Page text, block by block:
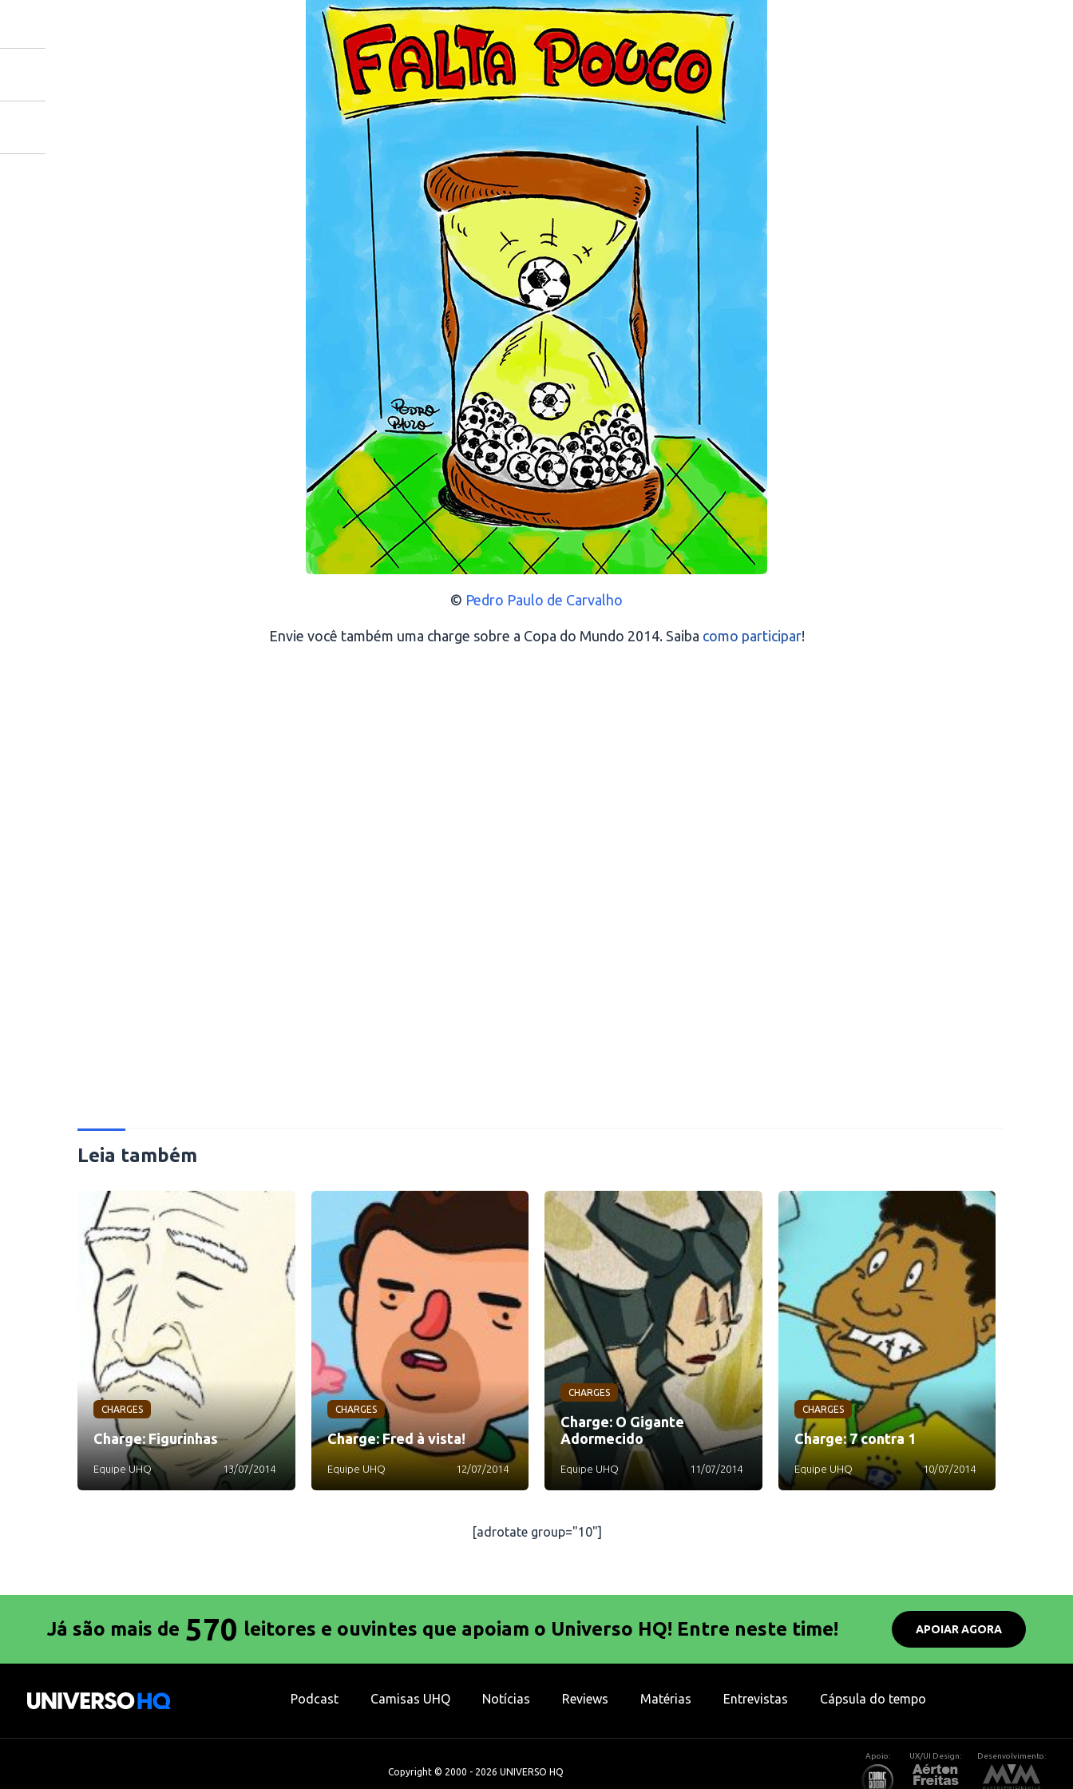
© Pedro Paulo de Carvalho
Envie você também uma charge sobre a Copa do Mundo 2014. Saiba como participar!
Leia também
CHARGES
Charge: Figurinhas
Equipe UHQ 13/07/2014
CHARGES
Charge: Fred à vista!
Equipe UHQ 12/07/2014
CHARGES
Charge: O Gigante
Adormecido
Equipe UHQ 11/07/2014
CHARGES
Charge: 7 contra 1
Equipe UHQ 10/07/2014
[adrotate group="10"]
Já são mais de 570 leitores e ouvintes que apoiam o Universo HQ! Entre neste time! APOIAR AGORA
Podcast Camisas UHQ Notícias Reviews Matérias Entrevistas Cápsula do tempo
Copyright © 2000 - 2026 UNIVERSO HQ
Apoio: UX/UI Design: Desenvolvimento: